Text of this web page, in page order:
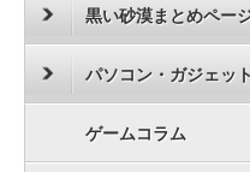
黒い砂漠まとめペー
パソコン・ガジェット
ゲームコラム